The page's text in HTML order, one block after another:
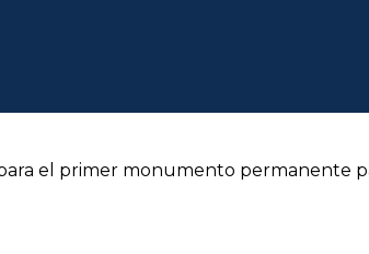
el primer monumento permanente